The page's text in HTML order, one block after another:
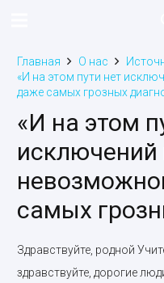
Главная О нас
«И на этом пути нет
даже самых грозных
«И на этом
исключений
самых
Здравствуйте, родной
здравствуйте, дорогие